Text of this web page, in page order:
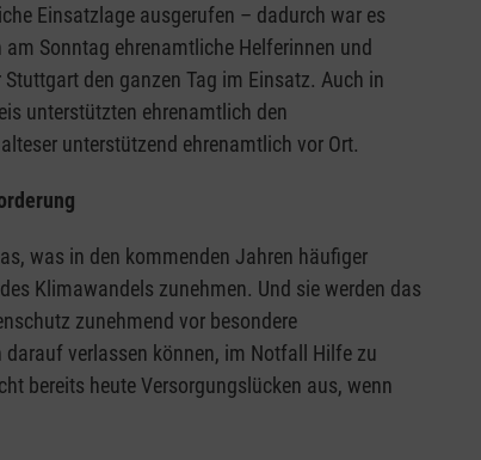
Einsatzlage ausgerufen – dadurch war es
Sonntag ehrenamtliche Helferinnen und
den ganzen Tag im Einsatz. Auch in
unterstützten ehrenamtlich den
unterstützend ehrenamtlich vor Ort.
was in den kommenden Jahren häufiger
Klimawandels zunehmen. Und sie werden das
zunehmend vor besondere
verlassen können, im Notfall Hilfe zu
bereits heute Versorgungslücken aus, wenn